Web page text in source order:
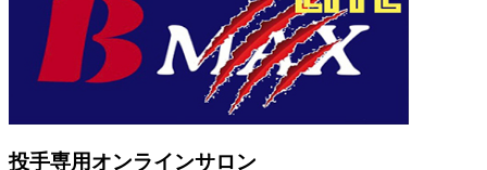
投手専用オンラインサロン